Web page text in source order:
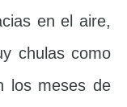
en el aire,
chulas como
los meses de